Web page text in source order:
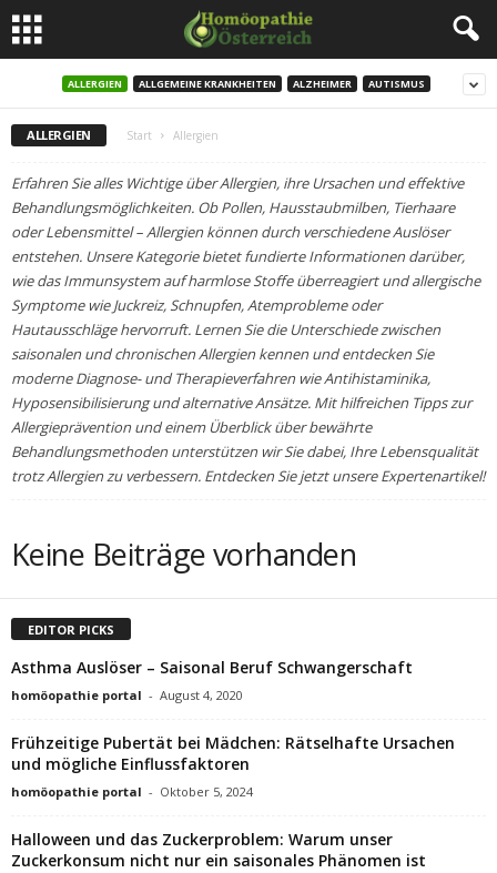
ALLERGIEN ALLGEMEINE KRANKHEITEN ALZHEIMER AUTISMUS
ALLERGIEN Start Allergien
Erfahren Sie alles Wichtige über Allergien, ihre Ursachen und effektive
Behandlungsmöglichkeiten. Ob Pollen, Hausstaubmilben, Tierhaare
oder Lebensmittel – Allergien können durch verschiedene Auslöser
entstehen. Unsere Kategorie bietet fundierte Informationen darüber,
wie das Immunsystem auf harmlose Stoffe überreagiert und allergische
Symptome wie Juckreiz, Schnupfen, Atemprobleme oder
Hautausschläge hervorruft. Lernen Sie die Unterschiede zwischen
saisonalen und chronischen Allergien kennen und entdecken Sie
moderne Diagnose- und Therapieverfahren wie Antihistaminika,
Hyposensibilisierung und alternative Ansätze. Mit hilfreichen Tipps zur
Allergieprävention und einem Überblick über bewährte
Behandlungsmethoden unterstützen wir Sie dabei, Ihre Lebensqualität
trotz Allergien zu verbessern. Entdecken Sie jetzt unsere Expertenartikel!
Keine Beiträge vorhanden
EDITOR PICKS
Asthma Auslöser – Saisonal Beruf Schwangerschaft
homöopathie portal - August 4, 2020
Frühzeitige Pubertät bei Mädchen: Rätselhafte Ursachen
und mögliche Einflussfaktoren
homöopathie portal - Oktober 5, 2024
Halloween und das Zuckerproblem: Warum unser
Zuckerkonsum nicht nur ein saisonales Phänomen ist